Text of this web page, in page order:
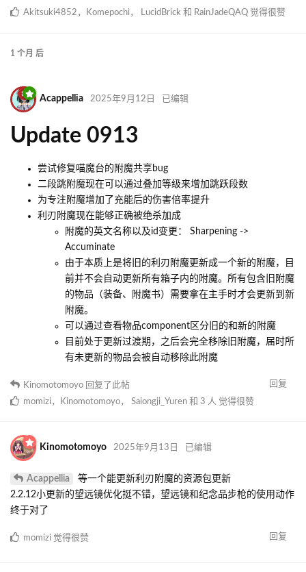
Akitsuki4852 ， Komepochi ， LucidBrick 和 RainJadeQAQ 觉得很赞
1 个月 后
Acappellia 2025年9月12日 已编辑
Update 0913
尝试修复喵魔台的附魔共享bug
二段跳附魔现在可以通过叠加等级来增加跳跃段数
为专注附魔增加了充能后的伤害倍率提升
利刃附魔现在能够正确被绝杀加成
附魔的英文名称以及id变更： Sharpening ->
Accuminate
由于本质上是将旧的利刃附魔更新成一个新的附魔，目
前并不会自动更新所有箱子内的附魔。所有包含旧附魔
的物品（装备、附魔书）需要拿在主手时才会更新到新
附魔。
可以通过查看物品component区分旧的和新的附魔
目前处于更新过渡期，之后会完全移除旧附魔，届时所
有未更新的物品会被自动移除此附魔
回复
Kinomotomoyo 回复了此帖
momizi ， Kinomotomoyo， Saiongji_Yuren 和 3 人 觉得很赞
Kinomotomoyo 2025年9月13日 已编辑
Acappellia
等一个能更新利刃附魔的资源包更新
2.2.12小更新的望远镜优化挺不错，望远镜和纪念品步枪的使用动作
终于对了
回复
momizi 觉得很赞